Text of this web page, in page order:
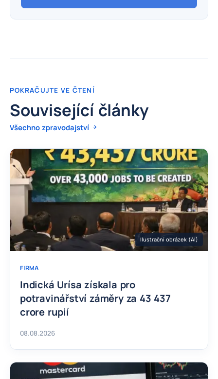
POKRAČUJTE VE ČTENÍ
Související články
Všechno zpravodajství
Ilustrační obrázek (AI)
FIRMA
Indická Urísa získala pro
potravinářství záměry za 43 437
crore rupií
08.08.2026